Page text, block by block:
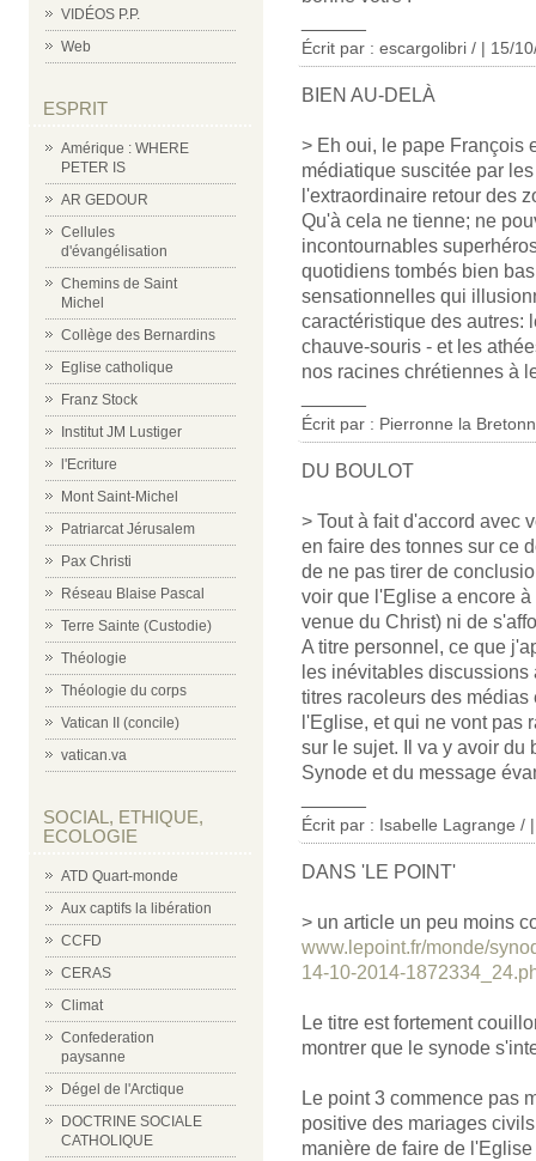
VIDÉOS P.P.
Web
ESPRIT
Amérique : WHERE
PETER IS
AR GEDOUR
Cellules
d'évangélisation
Chemins de Saint
Michel
Collège des Bernardins
Eglise catholique
Franz Stock
Institut JM Lustiger
l'Ecriture
Mont Saint-Michel
Patriarcat Jérusalem
Pax Christi
Réseau Blaise Pascal
Terre Sainte (Custodie)
Théologie
Théologie du corps
Vatican II (concile)
vatican.va
SOCIAL, ETHIQUE,
ECOLOGIE
ATD Quart-monde
Aux captifs la libération
CCFD
CERAS
Climat
Confederation
paysanne
Dégel de l'Arctique
DOCTRINE SOCIALE
CATHOLIQUE
Écrit par : escargolibri / | 15/
BIEN AU-DELÀ
> Eh oui, le pape François
médiatique suscitée par
l'extraordinaire retour des
Qu'à cela ne tienne; ne
incontournables
quotidiens tombés bien
sensationnelles qui
caractéristique des autres:
chauve-souris - et les
nos racines chrétiennes à
Écrit par : Pierronne la
DU BOULOT
> Tout à fait d'accord avec
en faire des tonnes sur ce
de ne pas tirer de
voir que l'Eglise a encore
venue du Christ) ni de
A titre personnel, ce que
les inévitables
titres racoleurs des
l'Eglise, et qui ne vont pas
sur le sujet. Il va y avoir du
Synode et du message
Écrit par : Isabelle Lagrange /
DANS 'LE POINT'
> un article un peu moins
www.lepoint.fr/monde/
14-10-2014-
Le titre est fortement
montrer que le synode
Le point 3 commence pas
positive des mariages
manière de faire de